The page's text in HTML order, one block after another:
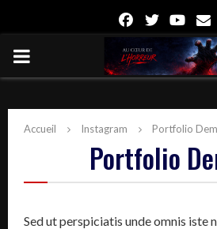
FacebookTwitter
PRIMARY
Accueil Instagram Portfolio
Portfolio
Sed ut perspiciatis unde omnis iste